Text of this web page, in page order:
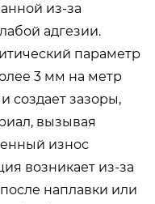
из-за
адгезии.
параметр
3 мм на метр
создает зазоры,
вызывая
износ
возникает из-за
наплавки или